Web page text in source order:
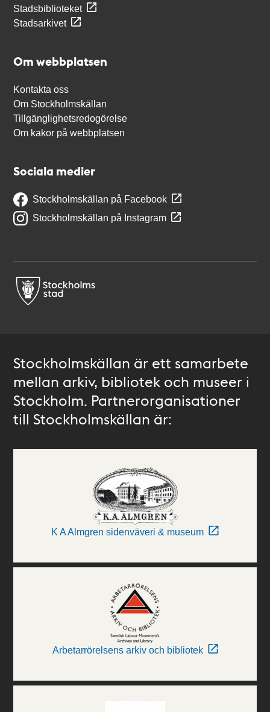
Stadsbiblioteket
Stadsarkivet
Om webbplatsen
Kontakta oss
Om Stockholmskällan
Tillgänglighetsredogörelse
Om kakor på webbplatsen
Sociala medier
Stockholmskällan på Facebook
Stockholmskällan på Instagram
Stockholmskällan är ett samarbete
mellan arkiv, bibliotek och museer i
Stockholm. Partnerorganisationer
till Stockholmskällan är:
K A Almgren sidenväveri & museum
Arbetarrörelsens arkiv och bibliotek